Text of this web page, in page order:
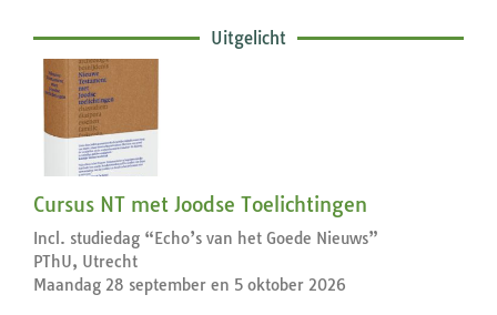
Uitgelicht
Cursus NT met Joodse Toelichtingen
Incl. studiedag “Echo’s van het Goede Nieuws”
PThU, Utrecht
Maandag 28 september en 5 oktober 2026